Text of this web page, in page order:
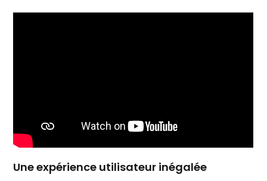
Une expérience utilisateur inégalée